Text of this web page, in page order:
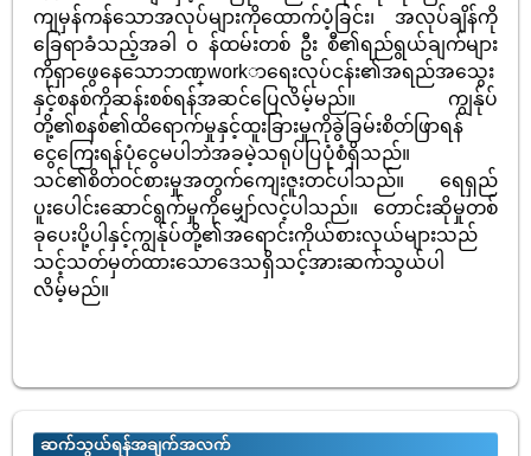
ကျမှန်ကန်သောအလုပ်များကိုထောက်ပံ့ခြင်း၊ အလုပ်ချိန်ကို
ခြေရာခံသည့်အခါ ၀ န်ထမ်းတစ် ဦး စီ၏ရည်ရွယ်ချက်များ
ကိုရှာဖွေနေသောဘဏ္workာရေးလုပ်ငန်း၏အရည်အသွေး
နှင့်စနစ်ကိုဆန်းစစ်ရန်အဆင်ပြေလိမ့်မည်။ ကျွန်ုပ်
တို့၏စနစ်၏ထိရောက်မှုနှင့်ထူးခြားမှုကိုခွဲခြမ်းစိတ်ဖြာရန်
ငွေကြေးရန်ပုံငွေမပါဘဲအခမဲ့သရုပ်ပြပုံစံရှိသည်။
သင်၏စိတ်ဝင်စားမှုအတွက်ကျေးဇူးတင်ပါသည်။ ရေရှည်
ပူးပေါင်းဆောင်ရွက်မှုကိုမျှော်လင့်ပါသည်။ တောင်းဆိုမှုတစ်
ခုပေးပို့ပါနှင့်ကျွန်ုပ်တို့၏အရောင်းကိုယ်စားလှယ်များသည်
သင့်သတ်မှတ်ထားသောဒေသရှိသင့်အားဆက်သွယ်ပါ
လိမ့်မည်။
ဆက်သွယ်ရန်အချက်အလက်